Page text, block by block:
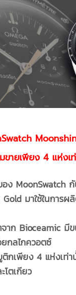
ขายเพียง 4 แห่งเ
อง MoonSwatch
มาใช้ในการผ
าก Bioceamic มี
กลไกควอตซ์
ติกเพียง 4 แห่งเท่
โตเกียว